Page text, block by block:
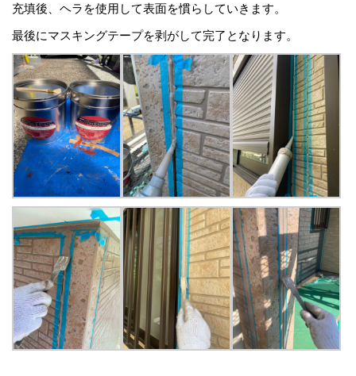
充填後、ヘラを使用して表面を慣らしていきます。
最後にマスキングテープを剥がして完了となります。